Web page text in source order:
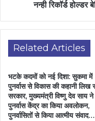
नन्ही रिकॉर्ड होल्डर
Related Articles
भटके कदमों को नई दिशा: सुकमा में
पुनर्वास से विकास की कहानी लिख
सरकार, मुख्यमंत्री विष्णु देव साय ने
पुनर्वास केंद्र का किया अवलोकन,
पुनर्वासितों से किया आत्मीय